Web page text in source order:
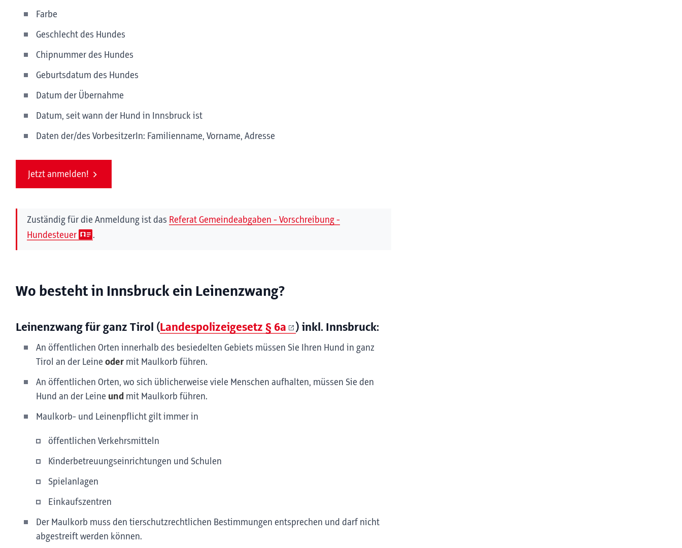
Farbe
Geschlecht des Hundes
Chipnummer des Hundes
Geburtsdatum des Hundes
Datum der Übernahme
Datum, seit wann der Hund in Innsbruck ist
Daten der/des VorbesitzerIn: Familienname, Vorname, Adresse
Jetzt anmelden!
Zuständig für die Anmeldung ist das Referat Gemeindeabgaben - Vorschreibung -
Hundesteuer
.
Wo besteht in Innsbruck ein Leinenzwang?
Leinenzwang für ganz Tirol (Landespolizeigesetz § 6a ) inkl. Innsbruck:
An öffentlichen Orten innerhalb des besiedelten Gebiets müssen Sie Ihren Hund in ganz
Tirol an der Leine oder mit Maulkorb führen.
An öffentlichen Orten, wo sich üblicherweise viele Menschen aufhalten, müssen Sie den
Hund an der Leine und mit Maulkorb führen.
Maulkorb- und Leinenpflicht gilt immer in
öffentlichen Verkehrsmitteln
Kinderbetreuungseinrichtungen und Schulen
Spielanlagen
Einkaufszentren
Der Maulkorb muss den tierschutzrechtlichen Bestimmungen entsprechen und darf nicht
abgestreift werden können.